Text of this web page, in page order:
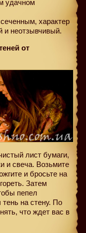
удачном
характер
и неотзывчивый.
от
лист бумаги,
и свеча. Возьмите
и бросьте на
Затем
пепел
на стену. По
что ждет вас в